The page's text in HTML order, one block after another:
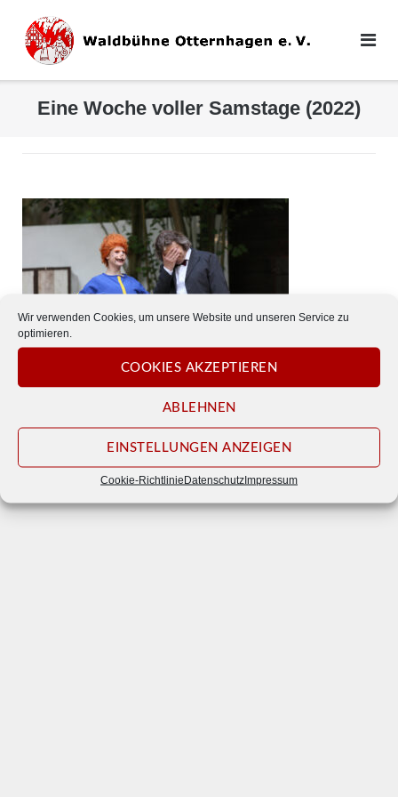
Wir verwenden Cookies, um unsere Website und unseren Service zu
optimieren.
COOKIES AKZEPTIEREN
ABLEHNEN
EINSTELLUNGEN ANZEIGEN
Cookie-RichtlinieDatenschutzImpressum
Inhalt
Eine Woche voller Samstage (2022)
Impressum Datenschutz